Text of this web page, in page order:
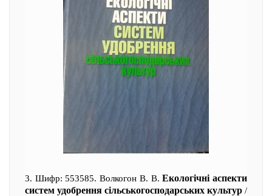
3. Шифр: 553585. Волкогон В. В.Екологічні аспекти
систем удобрення сільськогосподарських культур /